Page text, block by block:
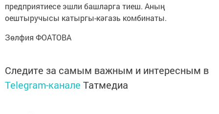
предприятиесе эшли башларга тиеш. Аның
оештыручысы катыргы-кәгазь комбинаты.
Зөлфия ФОАТОВА
Следите за самым важным и интересным в
Telegram-канале Татмедиа